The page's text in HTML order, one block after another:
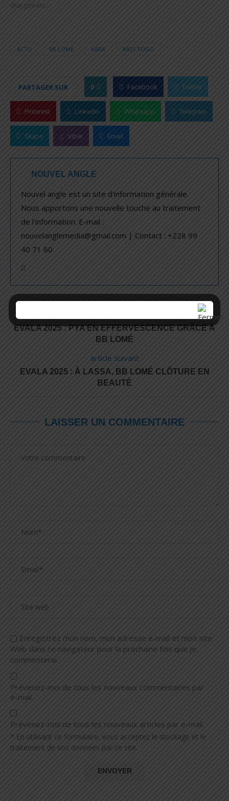
chargement…
ACTU BB LOMÉ KARA MISS TOGO
PARTAGER SUR 0 Facebook Twitter
Pinterest Linkedin Whatsapp Telegram
Skype Viber Email
NOUVEL ANGLE
Nouvel angle est un site d'information générale.
Nous apportons une nouvelle touche au traitement
de l'information. E-mail :
nouvelanglemedia@gmail.com | Contact : +228 99
40 71 60
EVALA 2025 : PYA EN EFFERVESCENCE GRÂCE À
BB LOMÉ
article suivant
EVALA 2025 : À LASSA, BB LOMÉ CLÔTURE EN
BEAUTÉ
LAISSER UN COMMENTAIRE
Enregistrez mon nom, mon adresse e-mail et mon site
Web dans ce navigateur pour la prochaine fois que je
commenterai.
Prévenez-moi de tous les nouveaux commentaires par
e-mail.
Prévenez-moi de tous les nouveaux articles par e-mail.
* En utilisant ce formulaire, vous acceptez le stockage et le
traitement de vos données par ce site.